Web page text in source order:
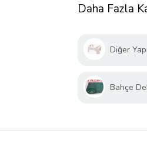
Daha Fazla
Diğer
Bahçe